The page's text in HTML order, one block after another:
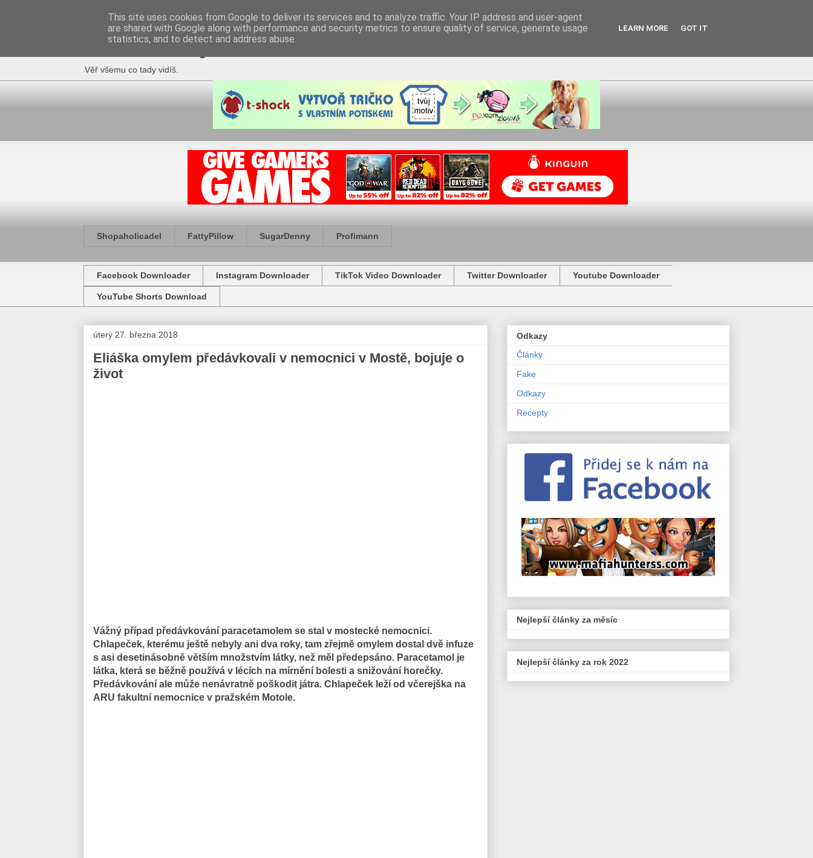
Fakečlánky
Věř všemu co tady vidíš.
Shopaholicadel FattyPillow SugarDenny Profimann
Facebook Downloader Instagram Downloader TikTok Video Downloader Twitter Downloader Youtube Downloader
YouTube Shorts Download
úterý 27. března 2018
Eliáška omylem předávkovali v nemocnici v Mostě, bojuje o
život
Vážný případ předávkování paracetamolem se stal v mostecké nemocnici.
Chlapeček, kterému ještě nebyly ani dva roky, tam zřejmě omylem dostal dvě infuze
s asi desetinásobně větším množstvím látky, než měl předepsáno. Paracetamol je
látka, která se běžně používá v lécích na mírnění bolesti a snižování horečky.
Předávkování ale může nenávratně poškodit játra. Chlapeček leží od včerejška na
ARU fakultní nemocnice v pražském Motole.
Odkazy
Články
Fake
Odkazy
Recepty
Nejlepší články za měsíc
Nejlepší články za rok 2022
This site uses cookies from Google to deliver its services and to analyze traffic. Your IP address and user-agent
are shared with Google along with performance and security metrics to ensure quality of service, generate usage
statistics, and to detect and address abuse.
LEARN MORE GOT IT